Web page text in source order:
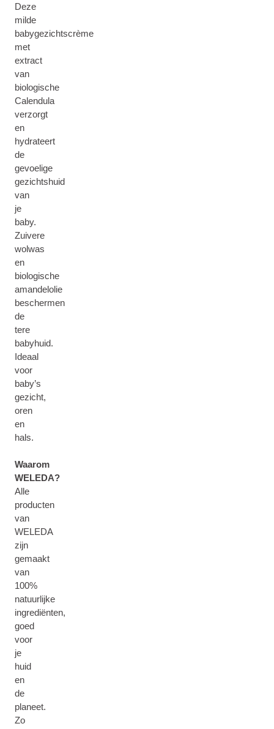
Deze
milde
babygezichtscrème
met
extract
van
biologische
Calendula
verzorgt
en
hydrateert
de
gevoelige
gezichtshuid
van
je
baby.
Zuivere
wolwas
en
biologische
amandelolie
beschermen
de
tere
babyhuid.
Ideaal
voor
baby’s
gezicht,
oren
en
hals.
Waarom
WELEDA?
Alle
producten
van
WELEDA
zijn
gemaakt
van
100%
natuurlijke
ingrediënten,
goed
voor
je
huid
en
de
planeet.
Zo